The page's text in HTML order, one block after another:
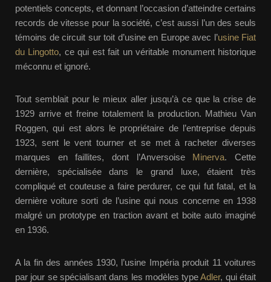
potentiels concepts, et donnant l’occasion d’atteindre certains
records de vitesse pour la société, c’est aussi l’un des seuls
témoins de circuit sur toit d’usine en Europe avec l’usine Fiat
du Lingotto, ce qui est fait un véritable monument historique
méconnu et ignoré.
Tout semblait pour le mieux aller jusqu’à ce que la crise de
1929 arrive et freine totalement la production. Mathieu Van
Roggen, qui est alors le propriétaire de l’entreprise depuis
1923, sent le vent tourner et se met à racheter diverses
marques en faillites, dont l’Anversoise Minerva. Cette
dernière, spécialisée dans le grand luxe, étaient très
compliqué et couteuse a faire perdurer, ce qui fut fatal, et la
dernière voiture sorti de l’usine qui nous concerne en 1938
malgré un prototype en traction avant et boite auto imaginé
en 1936.
A la fin des années 1930, l’usine Impéria produit 11 voitures
par jour se spécialisant dans les modèles typeAdler, qui était